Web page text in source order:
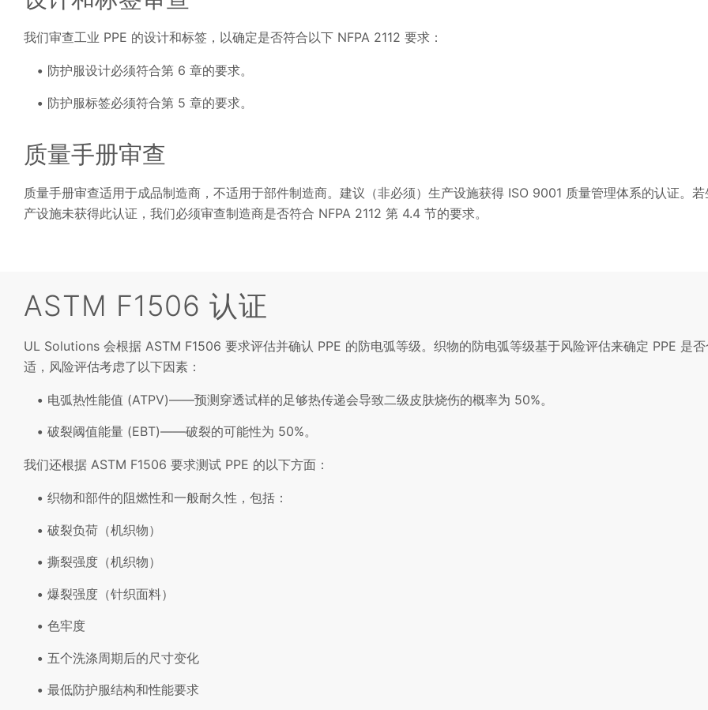
我们审查工业 PPE 的设计和标签，以确定是否符合以下 NFPA 2112 要求：
防护服设计必须符合第 6 章的要求。
防护服标签必须符合第 5 章的要求。
质量手册审查
质量手册审查适用于成品制造商，不适用于部件制造商。建议（非必须）生产设施获得 ISO 9001 质量管理体系的认证。若
产设施未获得此认证，我们必须审查制造商是否符合 NFPA 2112 第 4.4 节的要求。
ASTM F1506 认证
UL Solutions 会根据 ASTM F1506 要求评估并确认 PPE 的防电弧等级。织物的防电弧等级基于风险评估来确定 PPE 是
适，风险评估考虑了以下因素：
电弧热性能值 (ATPV)——预测穿透试样的足够热传递会导致二级皮肤烧伤的概率为 50%。
破裂阈值能量 (EBT)——破裂的可能性为 50%。
我们还根据 ASTM F1506 要求测试 PPE 的以下方面：
织物和部件的阻燃性和一般耐久性，包括：
破裂负荷（机织物）
撕裂强度（机织物）
爆裂强度（针织面料）
色牢度
五个洗涤周期后的尺寸变化
最低防护服结构和性能要求